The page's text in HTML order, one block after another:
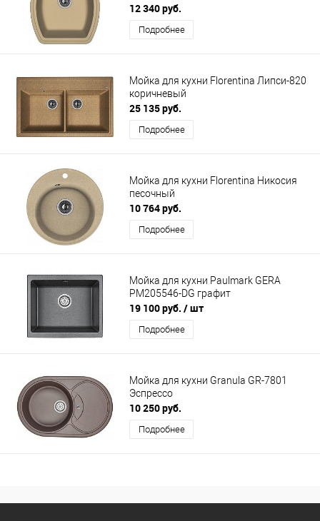
12 340 руб.
Подробнее
Мойка для кухни Florentina Липси-820
коричневый
25 135 руб.
Подробнее
Мойка для кухни Florentina Никосия
песочный
10 764 руб.
Подробнее
Мойка для кухни Paulmark GERA
PM205546-DG графит
19 100 руб. / шт
Подробнее
Мойка для кухни Granula GR-7801
Эспрессо
10 250 руб.
Подробнее